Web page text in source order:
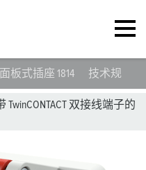
板式插座 1814 技术规范
TwinCONTACT 双接线端子的